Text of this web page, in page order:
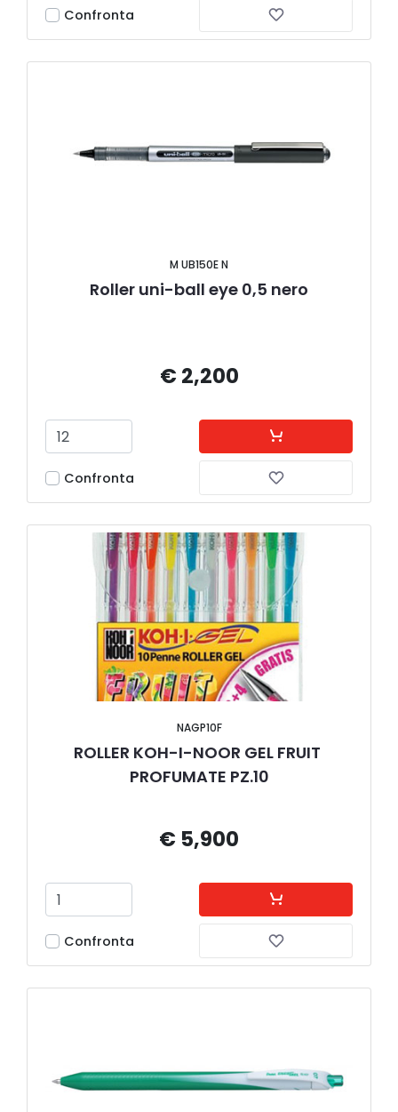
Confronta
M UB150E N
Roller uni-ball eye 0,5 nero
€ 2,200
Confronta
NAGP10F
ROLLER KOH-I-NOOR GEL FRUIT
PROFUMATE PZ.10
€ 5,900
Confronta